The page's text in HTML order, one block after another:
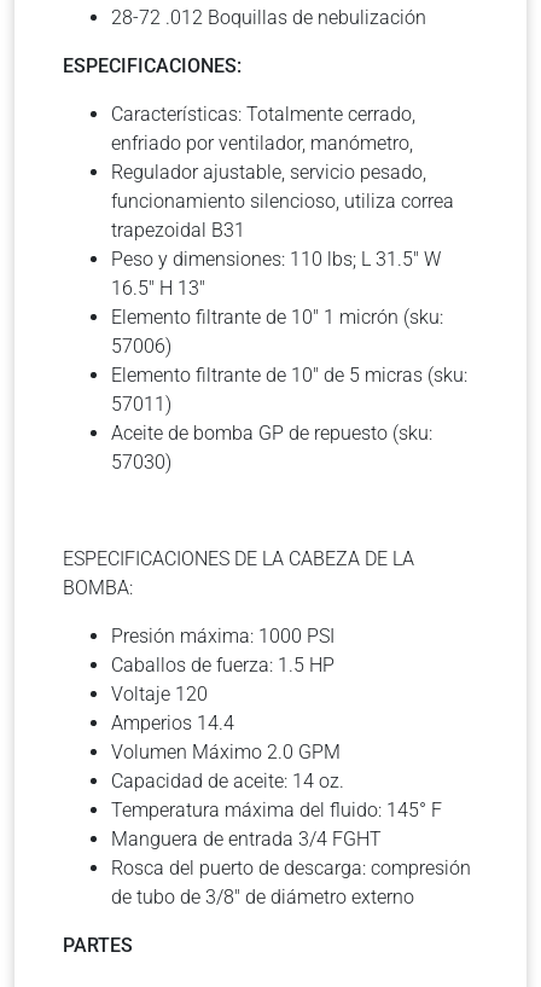
28-72 .012 Boquillas de nebulización
ESPECIFICACIONES:
Características: Totalmente cerrado,
enfriado por ventilador, manómetro,
Regulador ajustable, servicio pesado,
funcionamiento silencioso, utiliza correa
trapezoidal B31
Peso y dimensiones: 110 lbs; L 31.5″ W
16.5″ H 13″
Elemento filtrante de 10″ 1 micrón (sku:
57006)
Elemento filtrante de 10″ de 5 micras (sku:
57011)
Aceite de bomba GP de repuesto (sku:
57030)
ESPECIFICACIONES DE LA CABEZA DE LA
BOMBA:
Presión máxima: 1000 PSI
Caballos de fuerza: 1.5 HP
Voltaje 120
Amperios 14.4
Volumen Máximo 2.0 GPM
Capacidad de aceite: 14 oz.
Temperatura máxima del fluido: 145° F
Manguera de entrada 3/4 FGHT
Rosca del puerto de descarga: compresión
de tubo de 3/8″ de diámetro externo
PARTES